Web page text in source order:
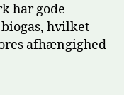
har gode
hvilket
afhængighed